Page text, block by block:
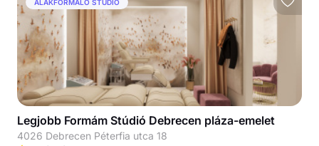
ALAKFORMÁLÓ STÚDIÓ
Legjobb Formám Stúdió Debrecen pláza-emelet
4026 Debrecen Péterfia utca 18